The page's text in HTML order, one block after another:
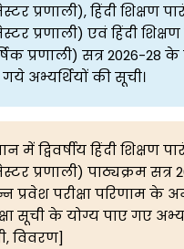
प्रणाली), हिंदी शिक्षण
प्रणाली) एवं हिंदी शिक्षण
प्रणाली) सत्र 2026-28
अभ्यर्थियों की सूची।
में द्विवर्षीय हिंदी शिक्षण
प्रणाली) पाठ्यक्रम सत्र
प्रवेश परीक्षा परिणाम के
सूची के योग्य पाए गए
विवरण]